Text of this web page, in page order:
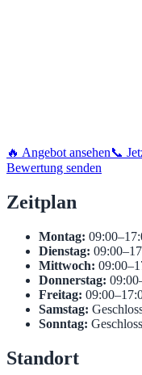
🔥 Angebot ansehen📞
Bewertung senden
Zeitplan
Montag:
Dienstag:
Mittwoch:
Donnerstag:
Freitag:
Samstag:
Sonntag:
Standort